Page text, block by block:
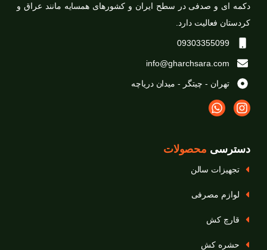
دکمه ای و صدفی در سطح ایران و کشورهای همسایه مانند عراق و
کردستان فعالیت دارد.
09303355099
info@gharchsara.com
تهران - چیتگر - میدان دریاچه
دسترسی محصولات
تجهیزات سالن
لوازم مصرفی
قارچ‌ کش
حشره‌ کش